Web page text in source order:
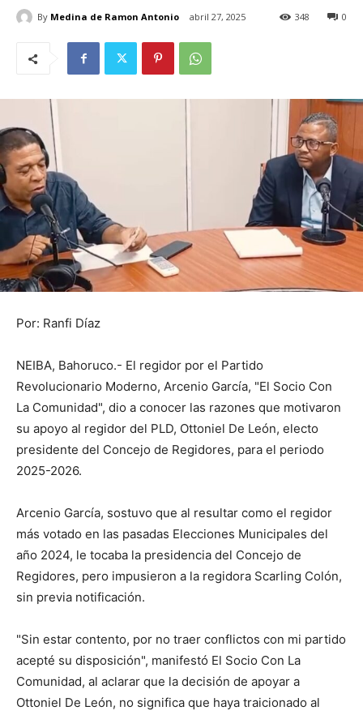
By Medina de Ramon Antonio abril 27, 2025 0
348
Por: Ranfi Díaz
NEIBA, Bahoruco.- El regidor por el Partido
Revolucionario Moderno, Arcenio García, "El Socio Con
La Comunidad", dio a conocer las razones que motivaron
su apoyo al regidor del PLD, Ottoniel De León, electo
presidente del Concejo de Regidores, para el periodo
2025-2026.
Arcenio García, sostuvo que al resultar como el regidor
más votado en las pasadas Elecciones Municipales del
año 2024, le tocaba la presidencia del Concejo de
Regidores, pero impusieron a la regidora Scarling Colón,
sin previa notificación.
"Sin estar contento, por no traer conflictos con mi partido
acepté su disposición", manifestó El Socio Con La
Comunidad, al aclarar que la decisión de apoyar a
Ottoniel De León, no significa que haya traicionado al